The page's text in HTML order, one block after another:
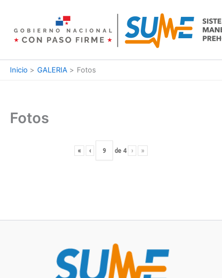
contenido
Inicio GALERIA Fotos
Fotos
« ‹ de 4 › »